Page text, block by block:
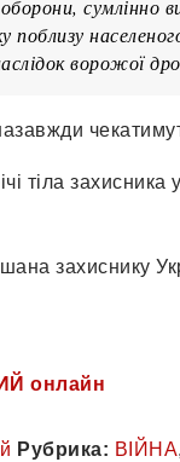
сумлінно
поблизу
ворожої
тіла
захиснику
онлайн
Рубрика: ВІЙНА,